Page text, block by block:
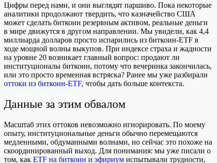
Цифры перед нами, и они выглядят паршиво. Пока некоторые
аналитики продолжают твердить, что казначейство США
может сделать биткоин резервным активом, реальные деньги
в мире движутся в другом направлении. Мы увидели, как 4,4
миллиарда долларов просто испарились из биткоин-ETF в
ходе мощной волны выкупов. При индексе страха и жадности
на уровне 20 возникает главный вопрос: продают ли
институционалы биткоин, потому что вечеринка закончилась,
или это просто временная встряска? Ранее мы уже разбирали
оттоки из биткоин-ETF, чтобы дать больше контекста.
Данные за этим обвалом
Масштаб этих оттоков невозможно игнорировать. По моему
опыту, институциональные деньги обычно перемещаются
медленными, обдуманными волнами, но сейчас это похоже на
скоординированный выход. Для понимания: мы уже писали о
том, как ETF на биткоин и эфириум испытывали трудности,